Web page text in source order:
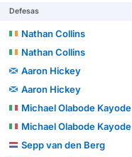
Defesas
Nathan Collins
Nathan Collins
Aaron Hickey
Aaron Hickey
Michael Olabode Kayode
Michael Olabode Kayode
Sepp van den Berg